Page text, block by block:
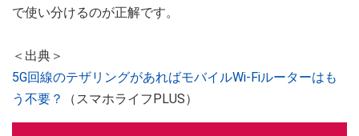
で使い分けるのが正解です。
＜出典＞
5G回線のテザリングがあればモバイルWi-Fiルーターはも
う不要？
（スマホライフPLUS）